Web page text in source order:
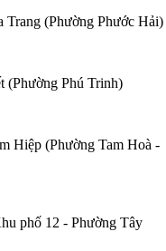
Trang (Phường Phước Hải)
(Phường Phú Trinh)
Hiệp (Phường Tam Hoà -
phố 12 - Phường Tây